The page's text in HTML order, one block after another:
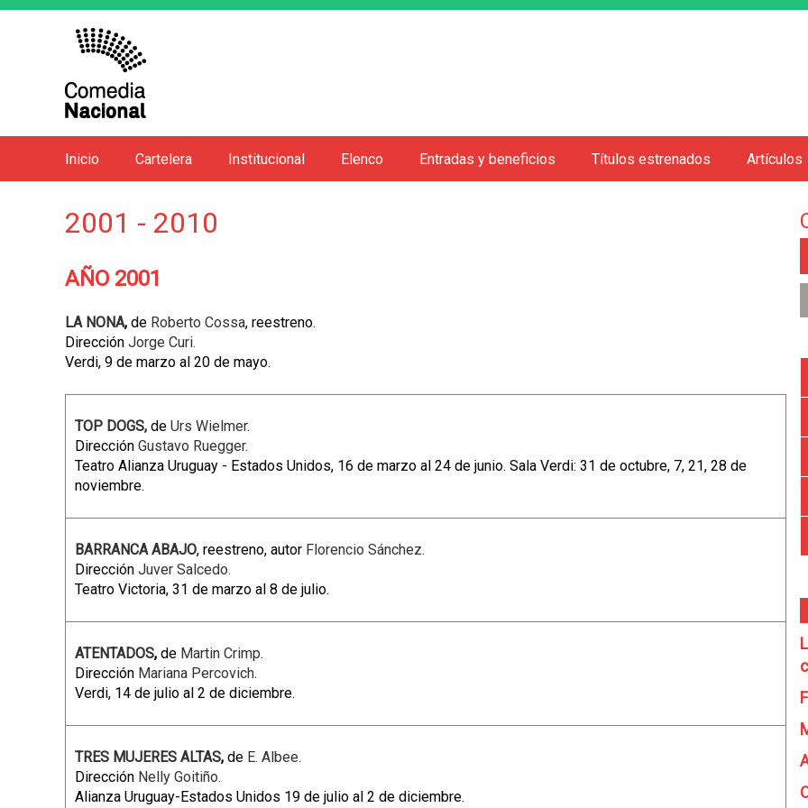
2001 - 2010
AÑO 2001
LA NONA, de Roberto Cossa, reestreno.
Dirección Jorge Curi.
Verdi, 9 de marzo al 20 de mayo.
TOP DOGS, de Urs Wielmer.
Dirección Gustavo Ruegger.
Teatro Alianza Uruguay - Estados Unidos, 16 de marzo al 24 de junio. Sala Verdi: 31 de octubre, 7, 21, 28 de
noviembre.
BARRANCA ABAJO, reestreno, autor Florencio Sánchez.
Dirección Juver Salcedo.
Teatro Victoria, 31 de marzo al 8 de julio.
ATENTADOS, de Martin Crimp.
Dirección Mariana Percovich.
Verdi, 14 de julio al 2 de diciembre.
TRES MUJERES ALTAS, de E. Albee.
Dirección Nelly Goitiño.
Alianza Uruguay-Estados Unidos 19 de julio al 2 de diciembre.
n
p
i
n
c
i
p
a
Inicio Cartelera Institucional Elenco Entradas y beneficios Títulos estrenados Artículos